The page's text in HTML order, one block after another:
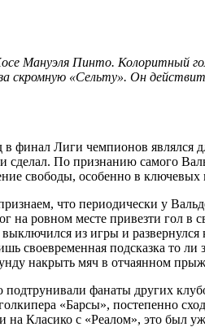
Мануэля Пинто. Колоритный
скромную «Сельту». Он
финал Лиги чемпионов являлся
сделал. По признанию самого
свободы, особенно в ключевых
что периодически у
на ровном месте привезти гол в
из игры и
своевременная подсказка то
накрыть мяч в отчаянном
фанаты других
«Барсы», постепенно
на Класико с «Реалом», это был